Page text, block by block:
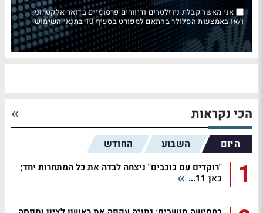
אני מאשר קבלת ניוזלטרים ודיוורים פרסומיים בדואר אלקטרוני
ו/או באמצעות הסלולר בהתאם למפורט בסעיף 10 בתנאי השימוש
הכי נקראות
היום השבוע החודש
1
"רוקדים עם כוכבים" ניצחה לבדה את כל המתחרות יחד;
כאן 11...